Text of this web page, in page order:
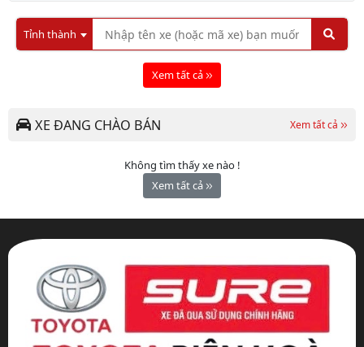
Tỉnh thành
Xem tất cả
XE ĐANG CHÀO BÁN Xem tất cả
Không tìm thấy xe nào !
Xem tất cả